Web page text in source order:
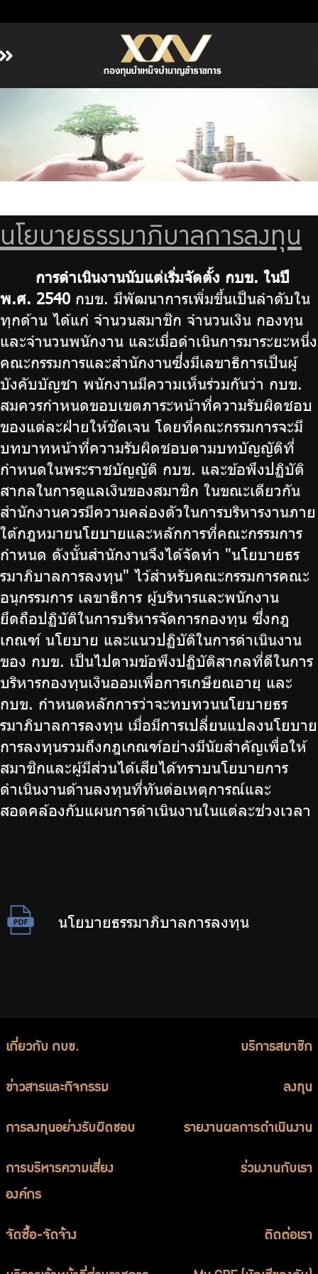
เกี่ยวกับ กบข.
ลงทุน
การบริหารความเสี่ยง
รายงานผลการดำเนินงาน
ข่าวสารและกิจกรรม
จัดซื้อจัดจ้าง
ร่วมงานกับเรา
ติดต่อเรา
ไทย | Eng
นโยบายธรรมาภิบาลการลงทุน
การดำเนินงานนับแต่เริ่มจัดตั้ง กบข. ในปี
พ.ศ. 2540 กบข. มีพัฒนาการเพิ่มขึ้นเป็นลำดับใน
ทุกด้าน ได้แก่ จำนวนสมาชิก จำนวนเงิน กองทุน
และจำนวนพนักงาน และเมื่อดำเนินการมาระยะหนึ่ง
คณะกรรมการและสำนักงานซึ่งมีเลขาธิการเป็นผู้
บังคับบัญชา พนักงานมีความเห็นร่วมกันว่า กบข.
สมควรกำหนดขอบเขตภาระหน้าที่ความรับผิดชอบ
ของแต่ละฝ่ายให้ชัดเจน โดยที่คณะกรรมการจะมี
บทบาทหน้าที่ความรับผิดชอบตามบทบัญญัติที่
กำหนดในพระราชบัญญัติ กบข. และข้อพึงปฏิบัติ
สากลในการดูแลเงินของสมาชิก ในขณะเดียวกัน
สำนักงานควรมีความคล่องตัวในการบริหารงานภาย
ใต้กฎหมายนโยบายและหลักการที่คณะกรรมการ
กำหนด ดังนั้นสำนักงานจึงได้จัดทำ "นโยบายธร
รมาภิบาลการลงทุน" ไว้สำหรับคณะกรรมการคณะ
อนุกรรมการ เลขาธิการ ผู้บริหารและพนักงาน
ยึดถือปฏิบัติในการบริหารจัดการกองทุน ซึ่งกฎ
เกณฑ์ นโยบาย และแนวปฏิบัติในการดำเนินงาน
ของ กบข. เป็นไปตามข้อพึงปฏิบัติสากลที่ดีในการ
บริหารกองทุนเงินออมเพื่อการเกษียณอายุ และ
กบข. กำหนดหลักการว่าจะทบทวนนโยบายธร
รมาภิบาลการลงทุน เมื่อมีการเปลี่ยนแปลงนโยบาย
การลงทุนรวมถึงกฎเกณฑ์อย่างมีนัยสำคัญเพื่อให้
สมาชิกและผู้มีส่วนได้เสียได้ทราบนโยบายการ
ดำเนินงานด้านลงทุนที่ทันต่อเหตุการณ์และ
สอดคล้องกับแผนการดำเนินงานในแต่ละช่วงเวลา
นโยบายธรรมาภิบาลการลงทุน
เกี่ยวกับ กบข. บริการสมาชิก
ข่าวสารและกิจกรรม ลงทุน
การลงทุนอย่างรับผิดชอบ รายงานผลการดำเนินงาน
การบริหารความเสี่ยง
องค์กร
ร่วมงานกับเรา
จัดซื้อ-จัดจ้าง ติดต่อเรา